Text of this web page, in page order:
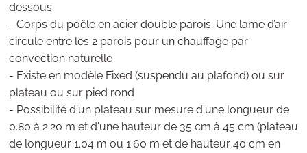
dessous
- Corps du poêle en acier double parois. Une lame d’air
circule entre les 2 parois pour un chauffage par
convection naturelle
- Existe en modèle Fixed (suspendu au plafond) ou sur
plateau ou sur pied rond
- Possibilité d'un plateau sur mesure d'une longueur de
0.80 à 2.20 m et d'une hauteur de 35 cm à 45 cm (plateau
de longueur 1.04 m ou 1.60 m et de hauteur 40 cm en